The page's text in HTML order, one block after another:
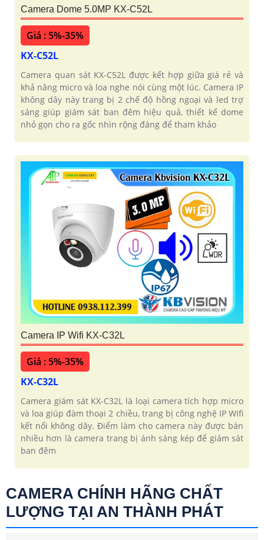
Camera Dome 5.0MP KX-C52L
Giá : 5%-35%
KX-C52L
Camera quan sát KX-C52L được kết hợp giữa giá rẻ và
khả năng micro và loa nghe nói cùng một lúc. Camera IP
không dây này trang bị 2 chế độ hồng ngoại và led trợ
sáng giúp giám sát ban đêm hiệu quả, thiết kế dome
nhỏ gọn cho ra gốc nhìn rộng đáng để tham khảo
Camera IP Wifi KX-C32L
Giá : 5%-35%
KX-C32L
Camera giám sát KX-C32L là loại camera tích hợp micro
và loa giúp đàm thoại 2 chiều, trang bị công nghệ IP WIfi
kết nối không dây. Điểm làm cho camera này được bán
nhiều hơn là camera trang bị ánh sáng kép để giám sát
ban đêm
CAMERA CHÍNH HÃNG CHẤT
LƯỢNG TẠI AN THÀNH PHÁT